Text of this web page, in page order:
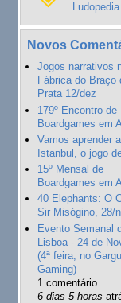
Ludopedia
Novos
Jogos narrativos
Fábrica do Braço
Prata 12/dez
179º Encontro de
Boardgames em
Vamos aprender
Istanbul, o jogo
15º Mensal de
Boardgames em
40 Elephants: O
Sir Misógino, 28/
Evento Semanal
Lisboa - 24 de
(4ª feira, no
Gaming)
1 comentário
6 dias 5 horas